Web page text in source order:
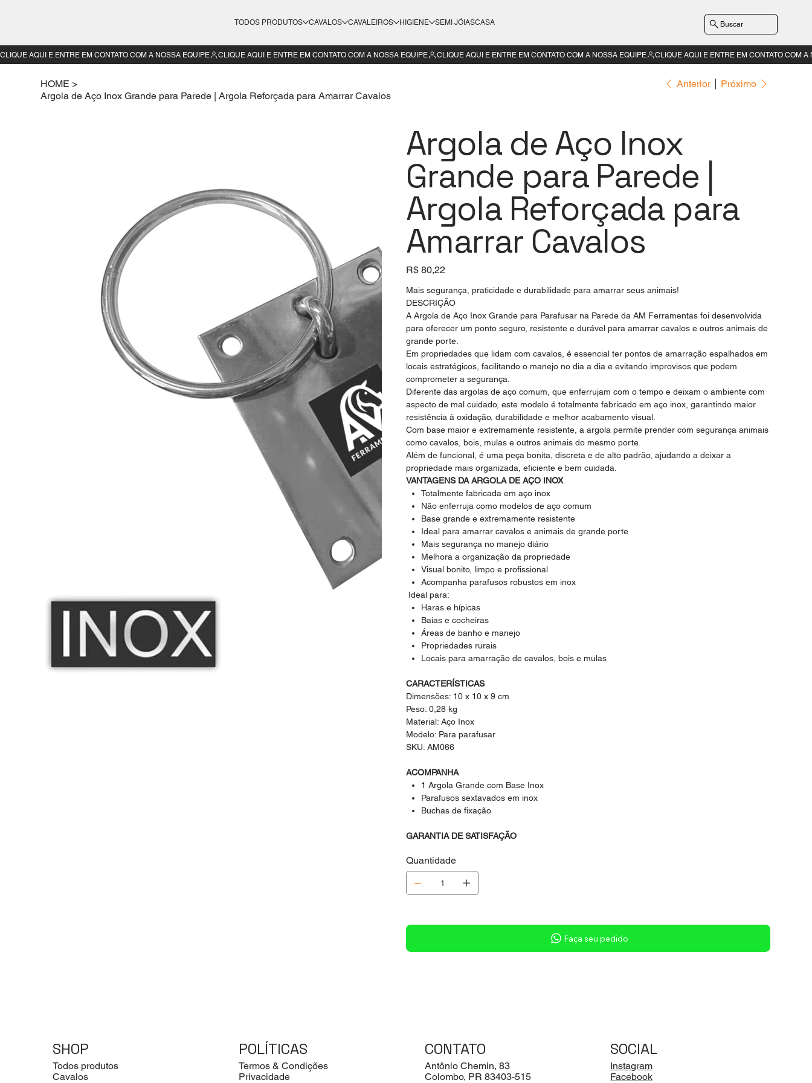
TODOS PRODUTOS CAVALOS CAVALEIROS HIGIENE SEMI JÓIASCASA Buscar
HOME >
Argola de Aço Inox Grande para Parede | Argola Reforçada para Amarrar Cavalos
Anterior Próximo
Argola de Aço Inox
Grande para Parede |
Argola Reforçada para
Amarrar Cavalos
Preço
R$ 80,22
Mais segurança, praticidade e durabilidade para amarrar seus animais!
DESCRIÇÃO
A Argola de Aço Inox Grande para Parafusar na Parede da AM Ferramentas foi desenvolvida
para oferecer um ponto seguro, resistente e durável para amarrar cavalos e outros animais de
grande porte.
Em propriedades que lidam com cavalos, é essencial ter pontos de amarração espalhados em
locais estratégicos, facilitando o manejo no dia a dia e evitando improvisos que podem
comprometer a segurança.
Diferente das argolas de aço comum, que enferrujam com o tempo e deixam o ambiente com
aspecto de mal cuidado, este modelo é totalmente fabricado em aço inox, garantindo maior
resistência à oxidação, durabilidade e melhor acabamento visual.
Com base maior e extremamente resistente, a argola permite prender com segurança animais
como cavalos, bois, mulas e outros animais do mesmo porte.
Além de funcional, é uma peça bonita, discreta e de alto padrão, ajudando a deixar a
propriedade mais organizada, eficiente e bem cuidada.
VANTAGENS DA ARGOLA DE AÇO INOX
Totalmente fabricada em aço inox
Não enferruja como modelos de aço comum
Base grande e extremamente resistente
Ideal para amarrar cavalos e animais de grande porte
Mais segurança no manejo diário
Melhora a organização da propriedade
Visual bonito, limpo e profissional
Acompanha parafusos robustos em inox
Ideal para:
Haras e hípicas
Baias e cocheiras
Áreas de banho e manejo
Propriedades rurais
Locais para amarração de cavalos, bois e mulas
CARACTERÍSTICAS
Dimensões: 10 x 10 x 9 cm
Peso: 0,28 kg
Material: Aço Inox
Modelo: Para parafusar
SKU: AM066
ACOMPANHA
1 Argola Grande com Base Inox
Parafusos sextavados em inox
Buchas de fixação
GARANTIA DE SATISFAÇÃO
Quantidade
Sob consulta
Faça seu pedido
CLIQUE AQUI E ENTRE EM CONTATO COM A NOSSA EQUIPE
SHOP
Todos produtos
Cavalos
POLÍTICAS
Termos & Condições
Privacidade
CONTATO
Antônio Chemin, 83
Colombo, PR 83403-515
SOCIAL
Instagram
Facebook